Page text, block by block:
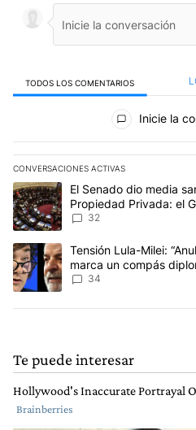
TODOS LOS COMENTARIOS
Todos los comentarios
Inicie la
CONVERSACIONES ACTIVAS
Este listado muestra los artículos
Un artículo de tendencia con el
El Senado dio media
Propiedad Privada: el
Ley del Manejo del
32
Un artículo de tendencia con el
Tensión Lula-Milei:
marca un compás
acostumbrados"
34